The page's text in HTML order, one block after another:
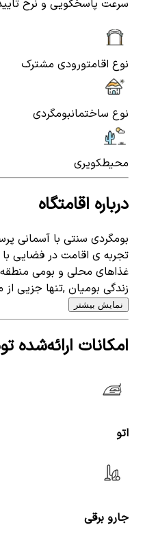
سرعت پاسخگویی و نرخ
نوع اقامتورودی مشترک
نوع ساختمانبومگردی
محیطکویری
درباره اقامتگاه
بومگردی سنتی با آسمانی
تجربه ی اقامت در فضایی
غذاهای محلی و بومی
زندگی بومیان ,تنها جزیی از
نمایش بیشتر
امکانات ارائه‌شده
اتو
جارو برقی